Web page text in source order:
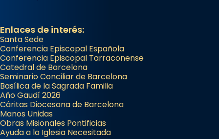
Enlaces de interés:
Santa Sede
Conferencia Episcopal Española
Conferencia Episcopal Tarraconense
Catedral de Barcelona
Seminario Conciliar de Barcelona
Basílica de la Sagrada Familia
Año Gaudí 2026
Cáritas Diocesana de Barcelona
Manos Unidas
Obras Misionales Pontificias
Ayuda a la Iglesia Necesitada